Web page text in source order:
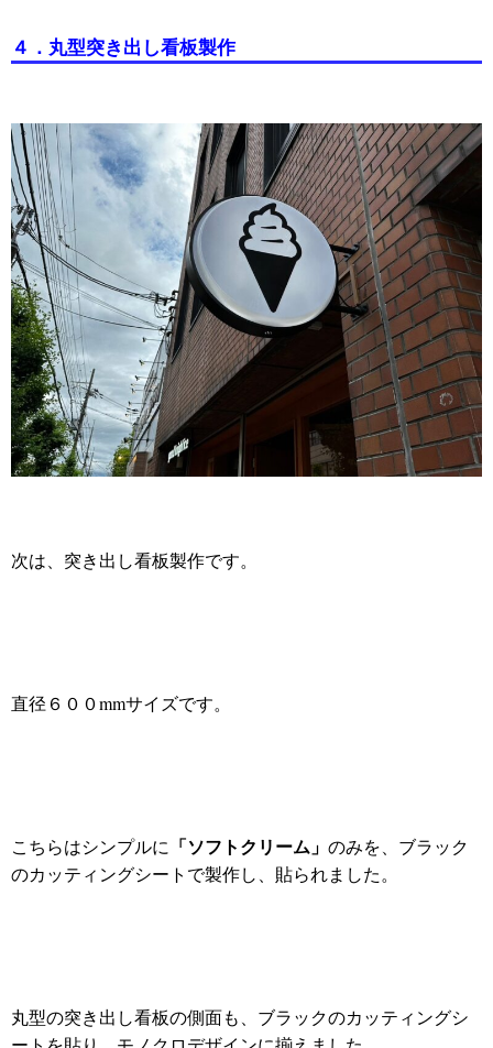
４．丸型突き出し看板製作
次は、突き出し看板製作です。
直径６００mmサイズです。
こちらはシンプルに 「ソフトクリーム」 のみを、ブラック
のカッティングシートで製作し、 貼られました。
丸型の突き出し看板の側面も、ブラックのカッティングシ